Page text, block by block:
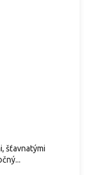
šťavnatými